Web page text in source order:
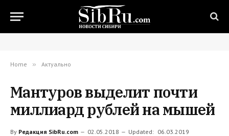
Home » Актуально
Мантуров выделит почти
миллиард рублей на мышей
By Редакция SibRu.com 02.05.2018 Updated: 06.03.2019